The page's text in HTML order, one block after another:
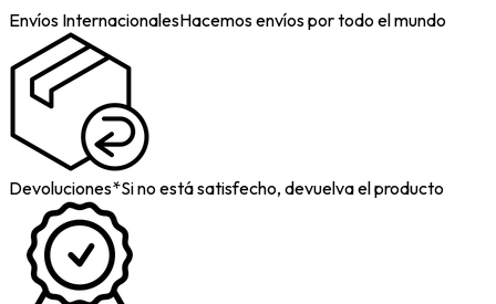
Envíos InternacionalesHacemos envíos por todo el mundo
Devoluciones*Si no está satisfecho, devuelva el producto